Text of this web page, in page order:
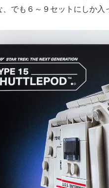
でも６～９セットにしか入